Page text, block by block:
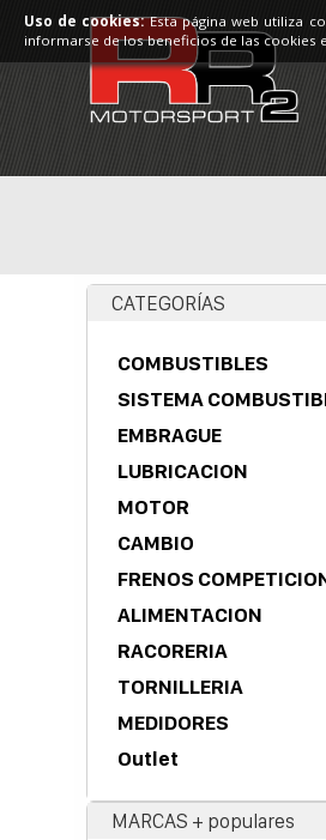
CATEGORÍAS
COMBUSTIBLES
SISTEMA
EMBRAGUE
LUBRICACION
MOTOR
CAMBIO
FRENOS
ALIMENTACION
RACORERIA
TORNILLERIA
MEDIDORES
Outlet
MARCAS + populares
Uso de cookies:Esta página web utiliza
informarse de los beneficios de las cookies